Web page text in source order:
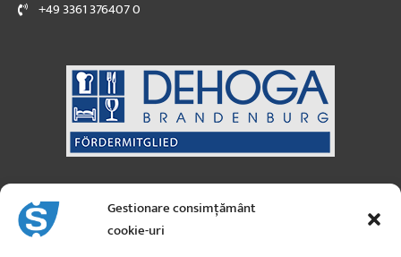
Gestionare consimțământ
cookie-uri
+49 3361 376407 0
Austria